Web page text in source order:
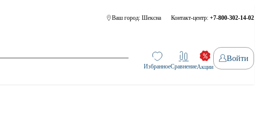
Ваш город: Шексна Контакт-центр: +7-800-302-14-02
ИзбранноеСравнениеАкции
Войти